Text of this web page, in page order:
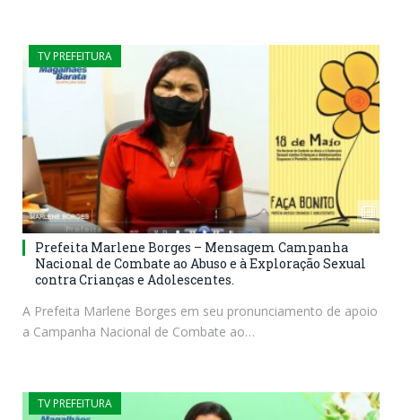
TV PREFEITURA
Prefeita Marlene Borges – Mensagem Campanha
Nacional de Combate ao Abuso e à Exploração Sexual
contra Crianças e Adolescentes.
A Prefeita Marlene Borges em seu pronunciamento de apoio
a Campanha Nacional de Combate ao…
TV PREFEITURA